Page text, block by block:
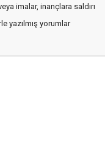
imalar, inançlara saldırı
yazılmış yorumlar